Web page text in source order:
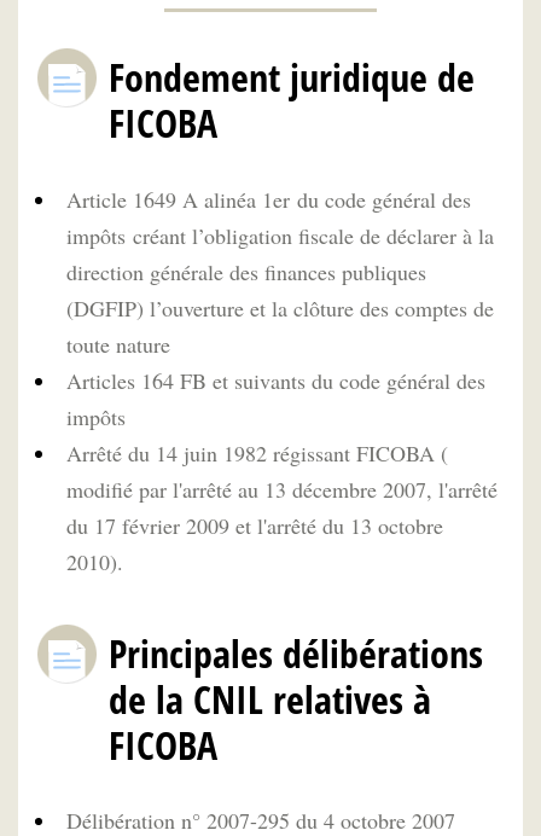
Fondement juridique de
FICOBA
Article 1649 A alinéa 1er du code général des
impôts créant l’obligation fiscale de déclarer à la
direction générale des finances publiques
(DGFIP) l’ouverture et la clôture des comptes de
toute nature
Articles 164 FB et suivants du code général des
impôts
Arrêté du 14 juin 1982 régissant FICOBA (
modifié par l'arrêté au 13 décembre 2007, l'arrêté
du 17 février 2009 et l'arrêté du 13 octobre
2010).
Principales délibérations
de la CNIL relatives à
FICOBA
Délibération n° 2007-295 du 4 octobre 2007